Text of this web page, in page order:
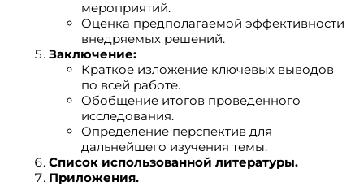
мероприятий.
Оценка предполагаемой эффективности
внедряемых решений.
Заключение:
Краткое изложение ключевых выводов
по всей работе.
Обобщение итогов проведенного
исследования.
Определение перспектив для
дальнейшего изучения темы.
Список использованной литературы.
Приложения.